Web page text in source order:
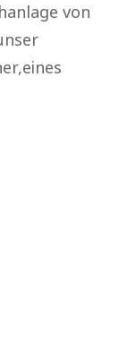
von